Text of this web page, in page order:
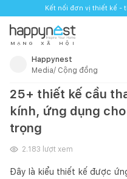
Kết nối đơn vị thiết kế -
M Ạ N G X Ã H Ộ I
Happynest
Media/ Cộng đồng
25+ thiết kế cầu
kính, ứng dụng
trọng
2.183 lượt xem
Đây là kiểu thiết kế được